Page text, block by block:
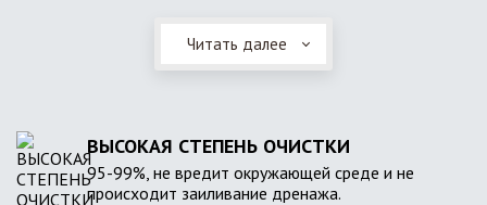
Читать далее
ВЫСОКАЯ СТЕПЕНЬ ОЧИСТКИ
95-99%, не вредит окружающей среде и не
происходит заиливание дренажа.